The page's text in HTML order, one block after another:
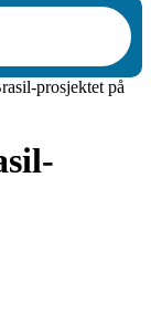
prosjektet på